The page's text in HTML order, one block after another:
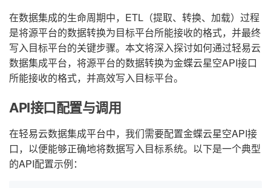
在数据集成的生命周期中，ETL（提取、转换、加载）过程
是将源平台的数据转换为目标平台所能接收的格式，并最终
写入目标平台的关键步骤。本文将深入探讨如何通过轻易云
数据集成平台，将源平台的数据转换为金蝶云星空API接口
所能接收的格式，并高效写入目标平台。
API接口配置与调用
在轻易云数据集成平台中，我们需要配置金蝶云星空API接
口，以便能够正确地将数据写入目标系统。以下是一个典型
的API配置示例：